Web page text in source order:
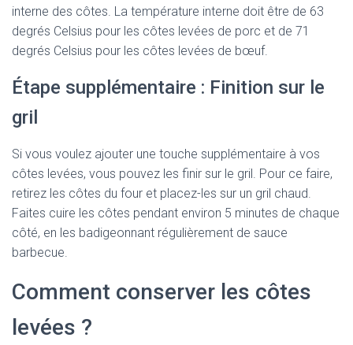
interne des côtes. La température interne doit être de 63
degrés Celsius pour les côtes levées de porc et de 71
degrés Celsius pour les côtes levées de bœuf.
Étape supplémentaire : Finition sur le
gril
Si vous voulez ajouter une touche supplémentaire à vos
côtes levées, vous pouvez les finir sur le gril. Pour ce faire,
retirez les côtes du four et placez-les sur un gril chaud.
Faites cuire les côtes pendant environ 5 minutes de chaque
côté, en les badigeonnant régulièrement de sauce
barbecue.
Comment conserver les côtes
levées ?